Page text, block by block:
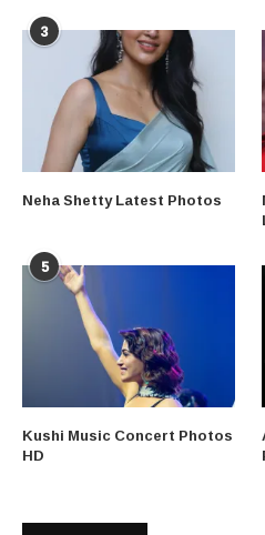
3
Neha Shetty Latest Photos
5
Kushi Music Concert Photos
HD